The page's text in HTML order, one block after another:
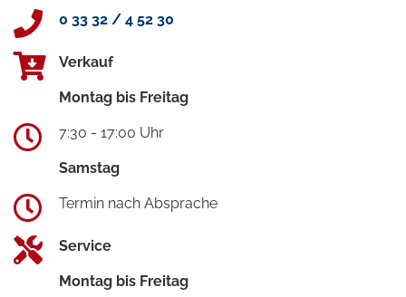
0 33 32 / 4 52 30
Verkauf
Montag bis Freitag
7:30 - 17:00 Uhr
Samstag
Termin nach Absprache
Service
Montag bis Freitag